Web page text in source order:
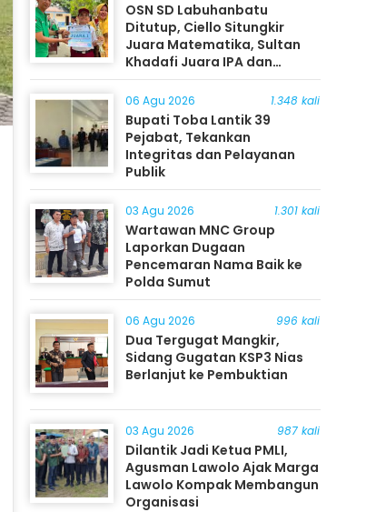
OSN SD Labuhanbatu
Ditutup, Ciello Situngkir
Juara Matematika, Sultan
Khadafi Juara IPA dan
Timothy Rangkuti Juara IPS
06 Agu 2026 1.348 kali
Bupati Toba Lantik 39
Pejabat, Tekankan
Integritas dan Pelayanan
Publik
03 Agu 2026 1.301 kali
Wartawan MNC Group
Laporkan Dugaan
Pencemaran Nama Baik ke
Polda Sumut
06 Agu 2026 996 kali
Dua Tergugat Mangkir,
Sidang Gugatan KSP3 Nias
Berlanjut ke Pembuktian
03 Agu 2026 987 kali
Dilantik Jadi Ketua PMLI,
Agusman Lawolo Ajak Marga
Lawolo Kompak Membangun
Organisasi